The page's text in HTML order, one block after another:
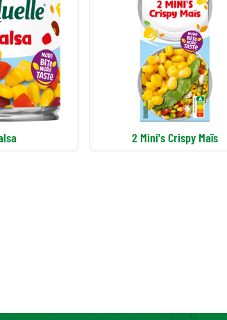
2 Mini's Crispy Maïs